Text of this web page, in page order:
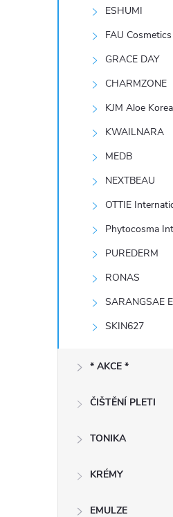
ESHUMI
FAU Cosmetics
GRACE DAY
CHARMZONE
KJM Aloe Korea
KWAILNARA
MEDB
NEXTBEAU
OTTIE
Phytocosma
PUREDERM
RONAS
SARANGSAE
SKIN627
* AKCE *
ČIŠTĚNÍ PLETI
TONIKA
KRÉMY
EMULZE